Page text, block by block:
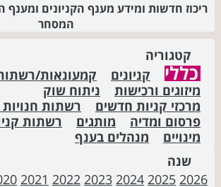
ריכוז חדשות ומידע מענף הקניונים
המסחר
קטגוריה
כללי קניונים
קמעונאות/
מיזוגים ורכישות
ניתוח שוק
מרכזי קניות חדשים
רשתות
פרסום ומדיה
מותגים
רשתות
מינויים
מנהלים בענף
שנה
2026
2025
2024
2023
2022
2021